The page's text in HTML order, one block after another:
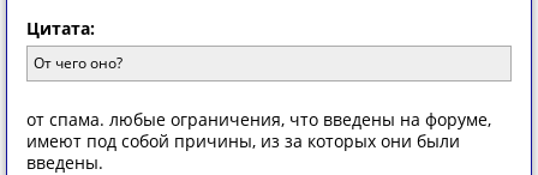
Цитата:
От чего оно?
от спама. любые ограничения, что введены на форуме,
имеют под собой причины, из за которых они были
введены.